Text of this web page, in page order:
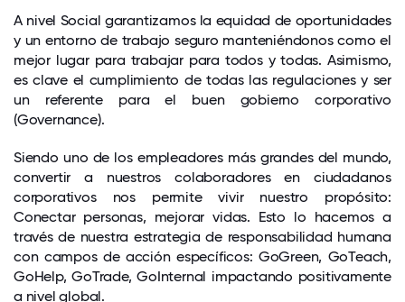
A nivel Social garantizamos la equidad de oportunidades
y un entorno de trabajo seguro manteniéndonos como el
mejor lugar para trabajar para todos y todas. Asimismo,
es clave el cumplimiento de todas las regulaciones y ser
un referente para el buen gobierno corporativo
(Governance).
Siendo uno de los empleadores más grandes del mundo,
convertir a nuestros colaboradores en ciudadanos
corporativos nos permite vivir nuestro propósito:
Conectar personas, mejorar vidas. Esto lo hacemos a
través de nuestra estrategia de responsabilidad humana
con campos de acción específicos: GoGreen, GoTeach,
GoHelp, GoTrade, GoInternal impactando positivamente
a nivel global.